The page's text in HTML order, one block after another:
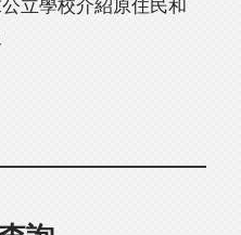
立學校介紹原住民和